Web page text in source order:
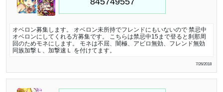
オベロン募集します。 オベロン未所持でフレンドにもいないので 禁忌中
オベロンにしてくれる方募集です。 こちらは禁忌中15まで登ると刹那周
回のためモネにします。 モネは不屈、闇極、アビロ無効、フレンド無効
同族加撃Ｌ、加撃速Ｌ を付けてます。
7/26/2018